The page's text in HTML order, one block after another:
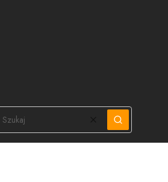
WyczyśćSzukaj